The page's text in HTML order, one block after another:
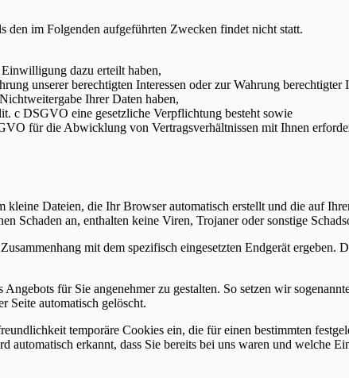
den im Folgenden aufgeführten Zwecken findet nicht statt.
dazu erteilt haben,
unserer berechtigten Interessen oder zur Wahrung
Ihrer Daten haben,
c DSGVO eine gesetzliche Verpflichtung besteht sowie
für die Abwicklung von Vertragsverhältnissen mit Ihnen
kleine Dateien, die Ihr Browser automatisch erstellt und die auf
Schaden an, enthalten keine Viren, Trojaner oder sonstige
mit dem spezifisch eingesetzten Endgerät ergeben.
für Sie angenehmer zu gestalten. So setzen wir
Seite automatisch gelöscht.
temporäre Cookies ein, die für einen bestimmten
automatisch erkannt, dass Sie bereits bei uns waren und welche